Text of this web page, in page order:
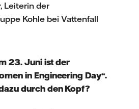
Leiterin der
Kohle bei Vattenfall
23. Juni ist der
in Engineering Day“.
durch den Kopf?